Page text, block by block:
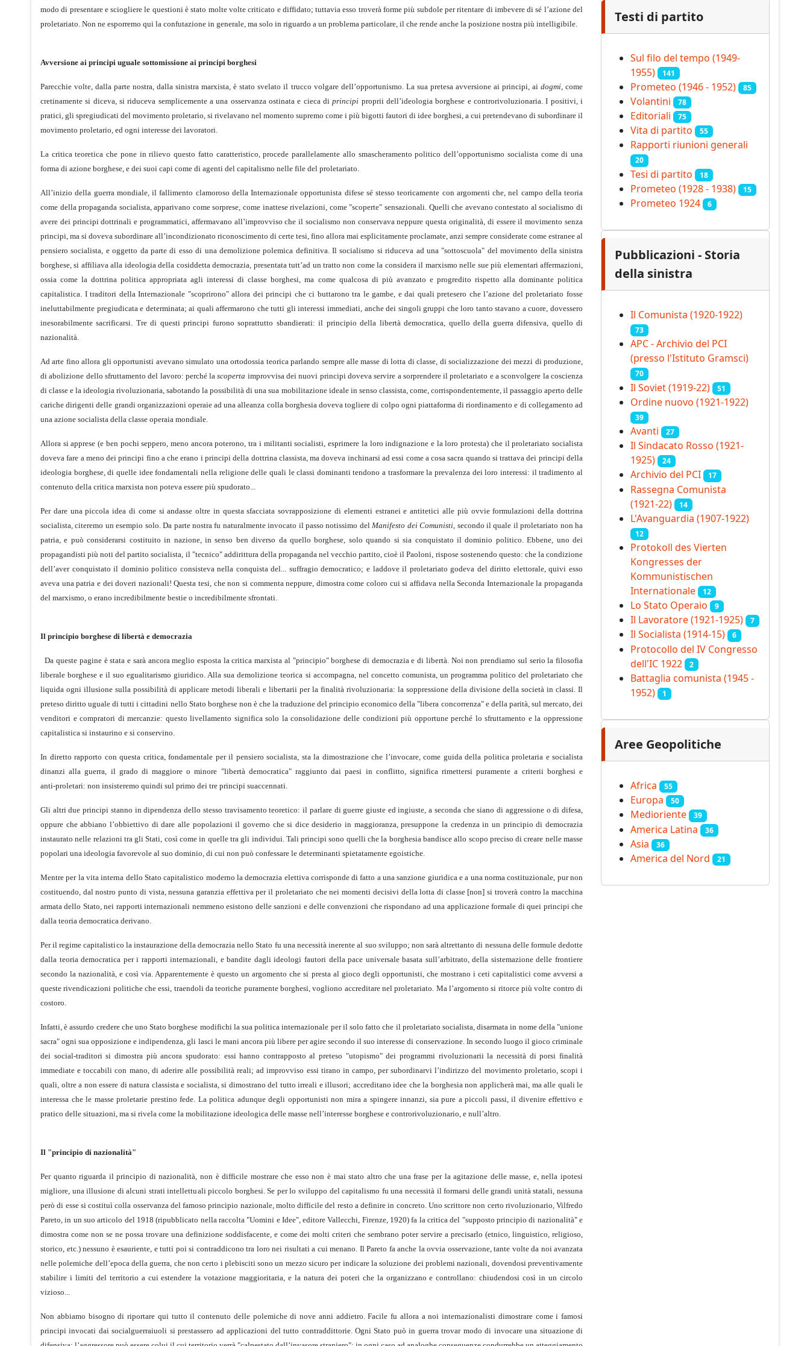
modo di presentare e sciogliere le questioni è stato molte volte criticato e diffidato; tuttavia esso troverà forme più subdole per ritentare di imbevere di sé l’azione del
proletariato. Non ne esporremo qui la confutazione in generale, ma solo in riguardo a un problema particolare, il che rende anche la posizione nostra più intelligibile.
Avversione ai principi uguale sottomissione ai principi borghesi
Parecchie volte, dalla parte nostra, dalla sinistra marxista, è stato svelato il trucco volgare dell’opportunismo. La sua pretesa avversione ai principi, ai dogmi , come
cretinamente si diceva, si riduceva semplicemente a una osservanza ostinata e cieca diprincipi proprii dell’ideologia borghese e controrivoluzionaria. I positivi, i
pratici, gli spregiudicati del movimento proletario, si rivelavano nel momento supremo come i più bigotti fautori di idee borghesi, a cui pretendevano di subordinare il
movimento proletario, ed ogni interesse dei lavoratori.
La critica teoretica che pone in rilievo questo fatto caratteristico, procede parallelamente allo smascheramento politico dell’opportunismo socialista come di una
forma di azione borghese, e dei suoi capi come di agenti del capitalismo nelle file del proletariato.
All’inizio della guerra mondiale, il fallimento clamoroso della Internazionale opportunista difese sé stesso teoricamente con argomenti che, nel campo della teoria
come della propaganda socialista, apparivano come sorprese, come inattese rivelazioni, come "scoperte" sensazionali. Quelli che avevano contestato al socialismo di
avere dei principi dottrinali e programmatici, affermavano all’improvviso che il socialismo non conservava neppure questa originalità, di essere il movimento senza
principi, ma si doveva subordinare all’incondizionato riconoscimento di certe tesi, fino allora mai esplicitamente proclamate, anzi sempre considerate come estranee al
pensiero socialista, e oggetto da parte di esso di una demolizione polemica definitiva. Il socialismo si riduceva ad una "sottoscuola" del movimento della sinistra
borghese, si affiliava alla ideologia della cosiddetta democrazia, presentata tutt’ad un tratto non come la considera il marxismo nelle sue più elementari affermazioni,
ossia come la dottrina politica appropriata agli interessi di classe borghesi, ma come qualcosa di più avanzato e progredito rispetto alla dominante politica
capitalistica. I traditori della Internazionale "scoprirono" allora dei principi che ci buttarono tra le gambe, e dai quali pretesero che l’azione del proletariato fosse
ineluttabilmente pregiudicata e determinata; ai quali affermarono che tutti gli interessi immediati, anche dei singoli gruppi che loro tanto stavano a cuore, dovessero
inesorabilmente sacrificarsi. Tre di questi principi furono soprattutto sbandierati: il principio della libertà democratica, quello della guerra difensiva, quello di
nazionalità.
Ad arte fino allora gli opportunisti avevano simulato una ortodossia teorica parlando sempre alle masse di lotta di classe, di socializzazione dei mezzi di produzione,
di abolizione dello sfruttamento del lavoro: perché lascoperta improvvisa dei nuovi principi doveva servire a sorprendere il proletariato e a sconvolgere la coscienza
di classe e la ideologia rivoluzionaria, sabotando la possibilità di una sua mobilitazione ideale in senso classista, come, corrispondentemente, il passaggio aperto delle
cariche dirigenti delle grandi organizzazioni operaie ad una alleanza colla borghesia doveva togliere di colpo ogni piattaforma di riordinamento e di collegamento ad
una azione socialista della classe operaia mondiale.
Allora si apprese (e ben pochi seppero, meno ancora poterono, tra i militanti socialisti, esprimere la loro indignazione e la loro protesta) che il proletariato socialista
doveva fare a meno dei principi fino a che erano i principi della dottrina classista, ma doveva inchinarsi ad essi come a cosa sacra quando si trattava dei principi della
ideologia borghese, di quelle idee fondamentali nella religione delle quali le classi dominanti tendono a trasformare la prevalenza dei loro interessi: il tradimento al
contenuto della critica marxista non poteva essere più spudorato...
Per dare una piccola idea di come si andasse oltre in questa sfacciata sovrapposizione di elementi estranei e antitetici alle più ovvie formulazioni della dottrina
socialista, citeremo un esempio solo. Da parte nostra fu naturalmente invocato il passo notissimo del Manifesto dei Comunisti , secondo il quale il proletariato non ha
patria, e può considerarsi costituito in nazione, in senso ben diverso da quello borghese, solo quando si sia conquistato il dominio politico. Ebbene, uno dei
propagandisti più noti del partito socialista, il "tecnico" addirittura della propaganda nel vecchio partito, cioè il Paoloni, rispose sostenendo questo: che la condizione
dell’aver conquistato il dominio politico consisteva nella conquista del... suffragio democratico; e laddove il proletariato godeva del diritto elettorale, quivi esso
aveva una patria e dei doveri nazionali! Questa tesi, che non si commenta neppure, dimostra come coloro cui si affidava nella Seconda Internazionale la propaganda
del marxismo, o erano incredibilmente bestie o incredibilmente sfrontati.
Il principio borghese di libertà e democrazia
Da queste pagine è stata e sarà ancora meglio esposta la critica marxista al "principio" borghese di democrazia e di libertà. Noi non prendiamo sul serio la filosofia
liberale borghese e il suo egualitarismo giuridico. Alla sua demolizione teorica si accompagna, nel concetto comunista, un programma politico del proletariato che
liquida ogni illusione sulla possibilità di applicare metodi liberali e libertarii per la finalità rivoluzionaria: la soppressione della divisione della società in classi. Il
preteso diritto uguale di tutti i cittadini nello Stato borghese non è che la traduzione del principio economico della "libera concorrenza" e della parità, sul mercato, dei
venditori e compratori di mercanzie: questo livellamento significa solo la consolidazione delle condizioni più opportune perché lo sfruttamento e la oppressione
capitalistica si instaurino e si conservino.
In diretto rapporto con questa critica, fondamentale per il pensiero socialista, sta la dimostrazione che l’invocare, come guida della politica proletaria e socialista
dinanzi alla guerra, il grado di maggiore o minore "libertà democratica" raggiunto dai paesi in conflitto, significa rimettersi puramente a criterii borghesi e
anti‑proletari: non insisteremo quindi sul primo dei tre principi suaccennati.
Gli altri due principi stanno in dipendenza dello stesso travisamento teoretico: il parlare di guerre giuste ed ingiuste, a seconda che siano di aggressione o di difesa,
oppure che abbiano l’obbiettivo di dare alle popolazioni il governo che si dice desiderio in maggioranza, presuppone la credenza in un principio di democrazia
instaurato nelle relazioni tra gli Stati, così come in quelle tra gli individui. Tali principi sono quelli che la borghesia bandisce allo scopo preciso di creare nelle masse
popolari una ideologia favorevole al suo dominio, di cui non può confessare le determinanti spietatamente egoistiche.
Mentre per la vita interna dello Stato capitalistico moderno la democrazia elettiva corrisponde di fatto a una sanzione giuridica e a una norma costituzionale, pur non
costituendo, dal nostro punto di vista, nessuna garanzia effettiva per il proletariato che nei momenti decisivi della lotta di classe [non] si troverà contro la macchina
armata dello Stato, nei rapporti internazionali nemmeno esistono delle sanzioni e delle convenzioni che rispondano ad una applicazione formale di quei principi che
dalla teoria democratica derivano.
Per il regime capitalistico la instaurazione della democrazia nello Stato fu una necessità inerente al suo sviluppo; non sarà altrettanto di nessuna delle formule dedotte
dalla teoria democratica per i rapporti internazionali, e bandite dagli ideologi fautori della pace universale basata sull’arbitrato, della sistemazione delle frontiere
secondo la nazionalità, e così via. Apparentemente è questo un argomento che si presta al gioco degli opportunisti, che mostrano i ceti capitalistici come avversi a
queste rivendicazioni politiche che essi, traendoli da teoriche puramente borghesi, vogliono accreditare nel proletariato. Ma l’argomento si ritorce più volte contro di
costoro.
Infatti, è assurdo credere che uno Stato borghese modifichi la sua politica internazionale per il solo fatto che il proletariato socialista, disarmata in nome della "unione
sacra" ogni sua opposizione e indipendenza, gli lasci le mani ancora più libere per agire secondo il suo interesse di conservazione. In secondo luogo il gioco criminale
dei social-traditori si dimostra più ancora spudorato: essi hanno contrapposto al preteso "utopismo" dei programmi rivoluzionarii la necessità di porsi finalità
immediate e toccabili con mano, di aderire alle possibilità reali; ad improvviso essi tirano in campo, per subordinarvi l’indirizzo del movimento proletario, scopi i
quali, oltre a non essere di natura classista e socialista, si dimostrano del tutto irreali e illusori; accreditano idee che la borghesia non applicherà mai, ma alle quali le
interessa che le masse proletarie prestino fede. La politica adunque degli opportunisti non mira a spingere innanzi, sia pure a piccoli passi, il divenire effettivo e
pratico delle situazioni, ma si rivela come la mobilitazione ideologica delle masse nell’interesse borghese e controrivoluzionario, e null’altro.
Il "principio di nazionalità"
Per quanto riguarda il principio di nazionalità, non è difficile mostrare che esso non è mai stato altro che una frase per la agitazione delle masse, e, nella ipotesi
migliore, una illusione di alcuni strati intellettuali piccolo borghesi. Se per lo sviluppo del capitalismo fu una necessità il formarsi delle grandi unità statali, nessuna
però di esse si costituì colla osservanza del famoso principio nazionale, molto difficile del resto a definire in concreto. Uno scrittore non certo rivoluzionario, Vilfredo
Pareto, in un suo articolo del 1918 (ripubblicato nella raccolta "Uomini e Idee", editore Vallecchi, Firenze, 1920) fa la critica del "supposto principio di nazionalità" e
dimostra come non se ne possa trovare una definizione soddisfacente, e come dei molti criteri che sembrano poter servire a precisarlo (etnico, linguistico, religioso,
storico, etc.) nessuno è esauriente, e tutti poi si contraddicono tra loro nei risultati a cui menano. Il Pareto fa anche la ovvia osservazione, tante volte da noi avanzata
nelle polemiche dell’epoca della guerra, che non certo i plebisciti sono un mezzo sicuro per indicare la soluzione dei problemi nazionali, dovendosi preventivamente
stabilire i limiti del territorio a cui estendere la votazione maggioritaria, e la natura dei poteri che la organizzano e controllano: chiudendosi così in un circolo
vizioso...
Non abbiamo bisogno di riportare qui tutto il contenuto delle polemiche di nove anni addietro. Facile fu allora a noi internazionalisti dimostrare come i famosi
principi invocati dai socialguerraiuoli si prestassero ad applicazioni del tutto contraddittorie. Ogni Stato può in guerra trovar modo di invocare una situazione di
Testi di partito
Sul filo del tempo (1949-
1955)
141
Prometeo (1946 - 1952) 85
Volantini 78
Editoriali 75
Vita di partito 55
Rapporti riunioni generali
20
Tesi di partito 18
Prometeo (1928 - 1938) 15
Prometeo 1924 6
Pubblicazioni - Storia
della sinistra
Il Comunista (1920-1922)
73
APC - Archivio del PCI
(presso l'Istituto Gramsci)
70
Il Soviet (1919‑22) 51
Ordine nuovo (1921-1922)
39
Avanti 27
Il Sindacato Rosso (1921-
1925)
24
Archivio del PCI 17
Rassegna Comunista
(1921‑22)
14
L'Avanguardia (1907-1922)
12
Protokoll des Vierten
Kongresses der
Kommunistischen
Internationale
12
Lo Stato Operaio 9
Il Lavoratore (1921-1925) 7
Il Socialista (1914‑15) 6
Protocollo del IV Congresso
dell'IC 1922
2
Battaglia comunista (1945 -
1952)
1
Aree Geopolitiche
Africa 55
Europa 50
Medioriente 39
America Latina 36
Asia 36
America del Nord 21